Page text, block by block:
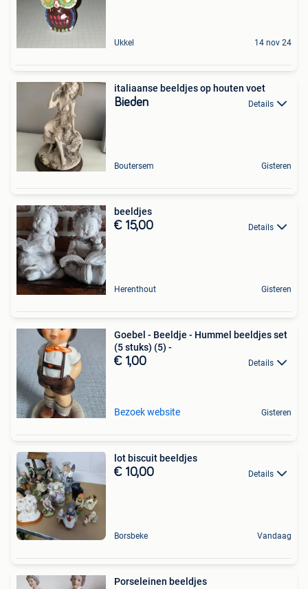
Ukkel 14 nov 24
italiaanse beeldjes op houten voet
Bieden Details
Boutersem Gisteren
beeldjes
€ 15,00 Details
Herenthout Gisteren
Goebel - Beeldje - Hummel beeldjes set
(5 stuks) (5) -
€ 1,00 Details
Bezoek website Gisteren
lot biscuit beeldjes
€ 10,00 Details
Borsbeke Vandaag
Porseleinen beeldjes